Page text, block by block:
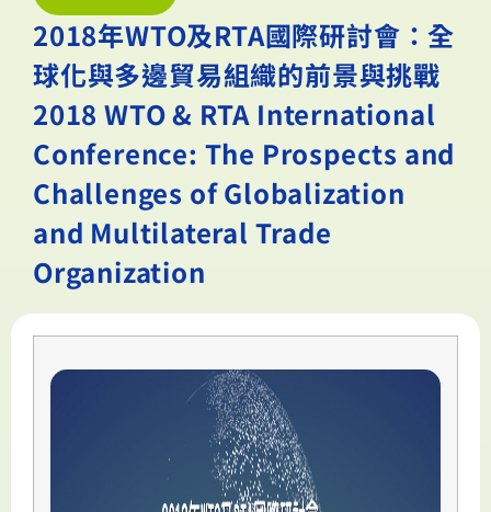
2018年WTO及RTA國際研討會：全
球化與多邊貿易組織的前景與挑戰
2018 WTO & RTA International
Conference: The Prospects and
Challenges of Globalization
and Multilateral Trade
Organization